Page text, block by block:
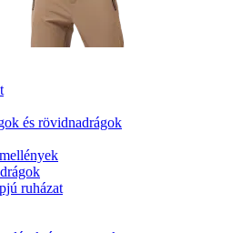
és rövidnadrágok
ruházat